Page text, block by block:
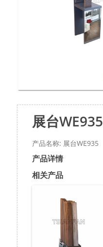
展台WE935
产品名称: 展台WE935
产品详情
相关产品